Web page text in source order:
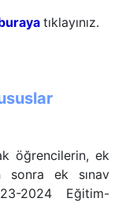
tıklayınız.
öğrencilerin, ek
sonra ek sınav
2024 Eğitim-